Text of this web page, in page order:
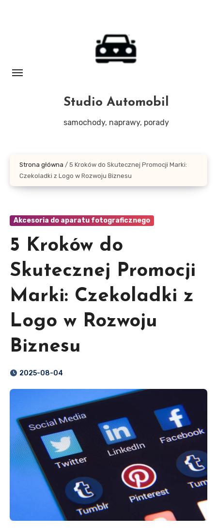
Studio Automobil
samochody, naprawy, porady
Strona główna / 5 Kroków do Skutecznej Promocji Marki:
Czekoladki z Logo w Rozwoju Biznesu
Akcesoria do aparatu fotograficznego
5 Kroków do
Skutecznej Promocji
Marki: Czekoladki z
Logo w Rozwoju
Biznesu
2025-08-04